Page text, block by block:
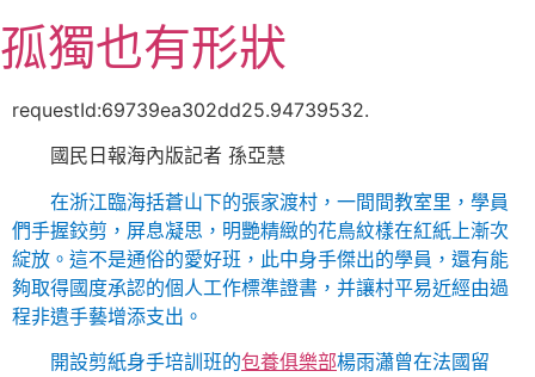
至
主
孤獨也有形狀
requestId:69739ea302dd25.94739532.
國民日報海內版記者 孫亞慧
在浙江臨海括蒼山下的張家渡村，一間間教室里，學員
們手握鉸剪，屏息凝思，明艷精緻的花鳥紋樣在紅紙上漸次
綻放。這不是通俗的愛好班，此中身手傑出的學員，還有能
夠取得國度承認的個人工作標準證書，并讓村平易近經由過
程非遺手藝增添支出。
開設剪紙身手培訓班的包養俱樂部楊雨瀟曾在法國留